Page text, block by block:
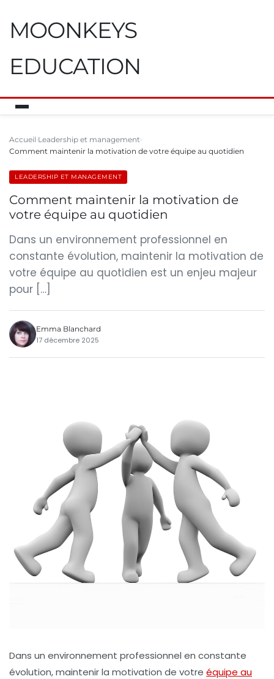
MOONKEYS
EDUCATION
Accueil Leadership et management
Comment maintenir la motivation de votre équipe au quotidien
LEADERSHIP ET MANAGEMENT
Comment maintenir la motivation de
votre équipe au quotidien
Dans un environnement professionnel en
constante évolution, maintenir la motivation de
votre équipe au quotidien est un enjeu majeur
pour […]
Emma Blanchard
17 décembre 2025
Dans un environnement professionnel en constante
évolution, maintenir la motivation de votre équipe au